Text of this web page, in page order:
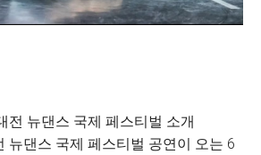
뉴댄스 국제 페스티벌 소개
뉴댄스 국제 페스티벌 공연이 오는 6